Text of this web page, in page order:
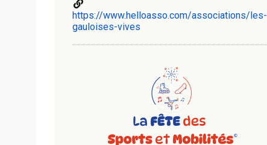
https://www.helloasso.com/associations/les-
gauloises-vives